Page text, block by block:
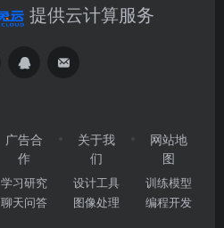
提供云计算服务
广告合
作
学习研究
聊天问答
关于我
们
设计工具
图像处理
网站地
图
训练模型
编程开发